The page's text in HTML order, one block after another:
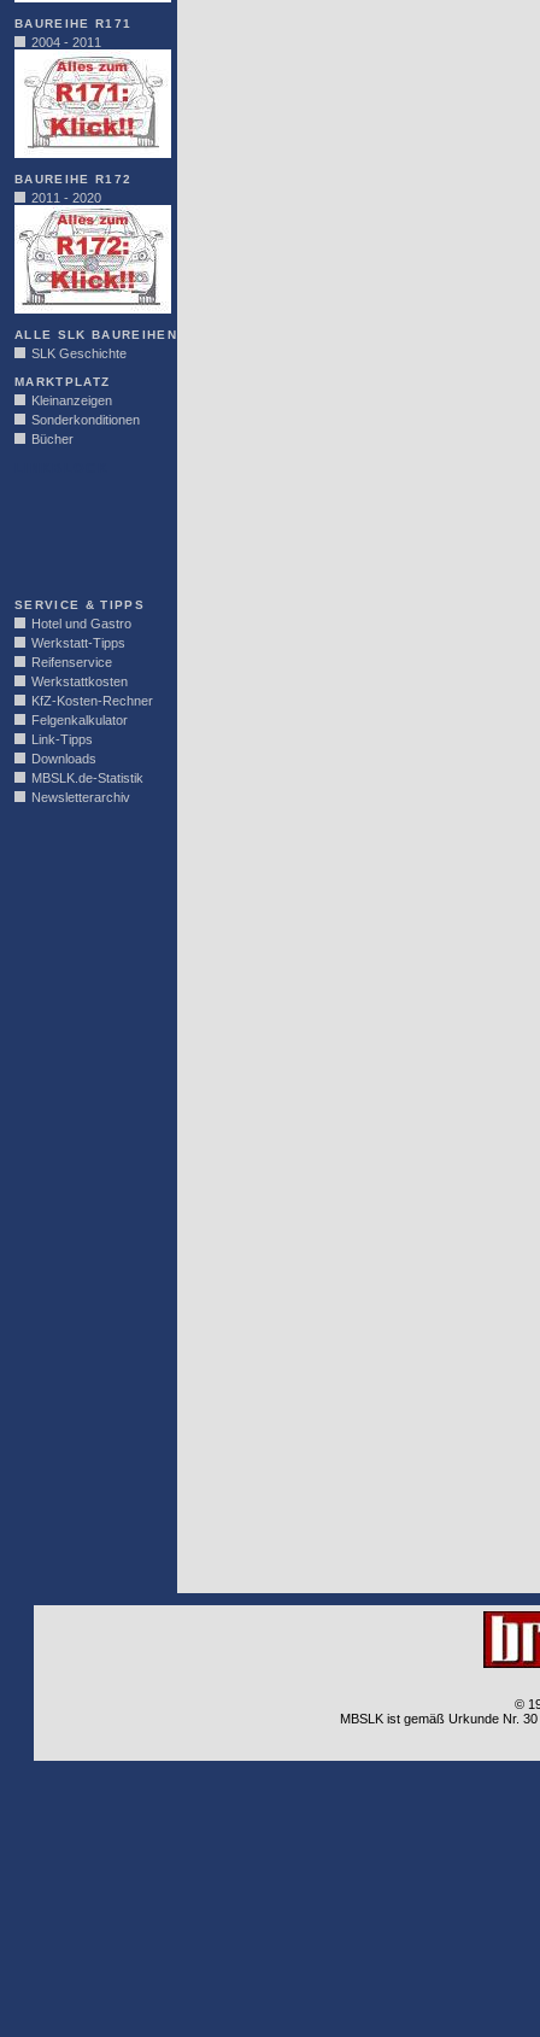
BAUREIHE R171
2004 - 2011
BAUREIHE R172
2011 - 2020
ALLE SLK BAUREIHEN
SLK Geschichte
MARKTPLATZ
Kleinanzeigen
Sonderkonditionen
Bücher
SERVICE & TIPPS
Hotel und Gastro
Werkstatt-Tipps
Reifenservice
Werkstattkosten
KfZ-Kosten-Rechner
Felgenkalkulator
Link-Tipps
Downloads
MBSLK.de-Statistik
Newsletterarchiv
©
MBSLK ist gemäß Urkunde Nr.